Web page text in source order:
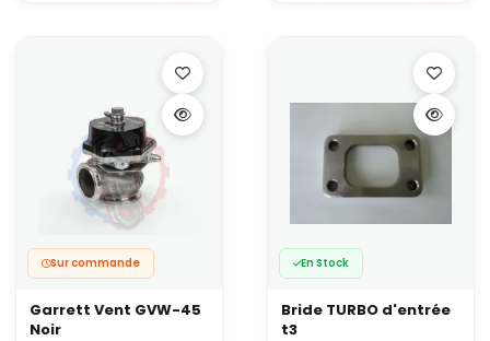
Sur commande
Garrett Vent GVW-45
Noir
En Stock
Bride TURBO d'entrée
t3